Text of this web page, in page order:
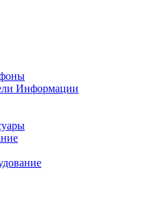
Информации